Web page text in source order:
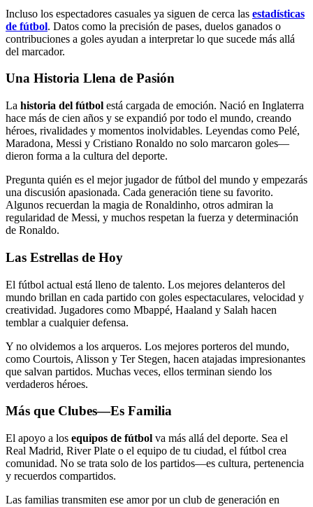
Incluso los espectadores casuales ya siguen de cerca las estadísticas
de fútbol. Datos como la precisión de pases, duelos ganados o
contribuciones a goles ayudan a interpretar lo que sucede más allá
del marcador.
Una Historia Llena de Pasión
La historia del fútbol está cargada de emoción. Nació en Inglaterra
hace más de cien años y se expandió por todo el mundo, creando
héroes, rivalidades y momentos inolvidables. Leyendas como Pelé,
Maradona, Messi y Cristiano Ronaldo no solo marcaron goles—
dieron forma a la cultura del deporte.
Pregunta quién es el mejor jugador de fútbol del mundo y empezarás
una discusión apasionada. Cada generación tiene su favorito.
Algunos recuerdan la magia de Ronaldinho, otros admiran la
regularidad de Messi, y muchos respetan la fuerza y determinación
de Ronaldo.
Las Estrellas de Hoy
El fútbol actual está lleno de talento. Los mejores delanteros del
mundo brillan en cada partido con goles espectaculares, velocidad y
creatividad. Jugadores como Mbappé, Haaland y Salah hacen
temblar a cualquier defensa.
Y no olvidemos a los arqueros. Los mejores porteros del mundo,
como Courtois, Alisson y Ter Stegen, hacen atajadas impresionantes
que salvan partidos. Muchas veces, ellos terminan siendo los
verdaderos héroes.
Más que Clubes—Es Familia
El apoyo a los equipos de fútbol va más allá del deporte. Sea el
Real Madrid, River Plate o el equipo de tu ciudad, el fútbol crea
comunidad. No se trata solo de los partidos—es cultura, pertenencia
y recuerdos compartidos.
Las familias transmiten ese amor por un club de generación en